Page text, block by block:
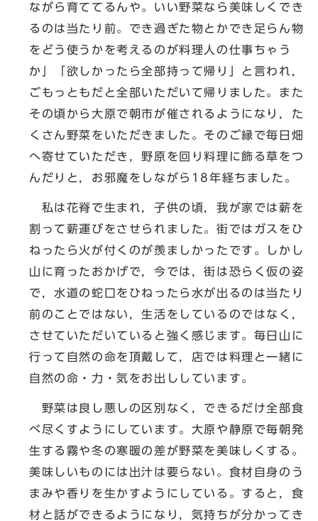
ながら育ててるんや。いい野菜なら美味しくでき
るのは当たり前。でき過ぎた物とかでき足らん物
をどう使うかを考えるのが料理人の仕事ちゃう
か」「欲しかったら全部持って帰り」と言われ，
ごもっともだと全部いただいて帰りました。また
その頃から大原で朝市が催されるようになり，た
くさん野菜をいただきました。そのご縁で毎日畑
へ寄せていただき，野原を回り料理に飾る草をつ
んだりと，お邪魔をしながら18年経ちました。
私は花脊で生まれ，子供の頃，我が家では薪を
割って薪運びをさせられました。街ではガスをひ
ねったら火が付くのが羨ましかったです。しかし
山に育ったおかげで，今では，街は恐らく仮の姿
で，水道の蛇口をひねったら水が出るのは当たり
前のことではない，生活をしているのではなく，
させていただいていると強く感じます。毎日山に
行って自然の命を頂戴して，店では料理と一緒に
自然の命・力・気をお出ししています。
野菜は良し悪しの区別なく，できるだけ全部食
べ尽くすようにしています。大原や静原で毎朝発
生する霧や冬の寒暖の差が野菜を美味しくする。
美味しいものには出汁は要らない。食材自身のう
まみや香りを生かすようにしている。すると，食
材と話ができるようになり，気持ちが分かってき